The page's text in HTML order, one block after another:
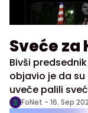
Sveće za
Bivši
objavio je da
uveče palili
američkom
FoNet - 16. Sep